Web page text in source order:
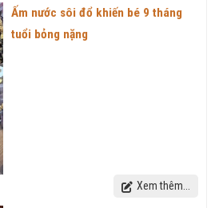
Ấm nước sôi đổ khiến bé 9 tháng
tuổi bỏng nặng
Xem thêm...